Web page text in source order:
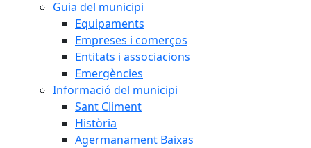
Guia del municipi
Equipaments
Empreses i comerços
Entitats i associacions
Emergències
Informació del municipi
Sant Climent
Història
Agermanament Baixas